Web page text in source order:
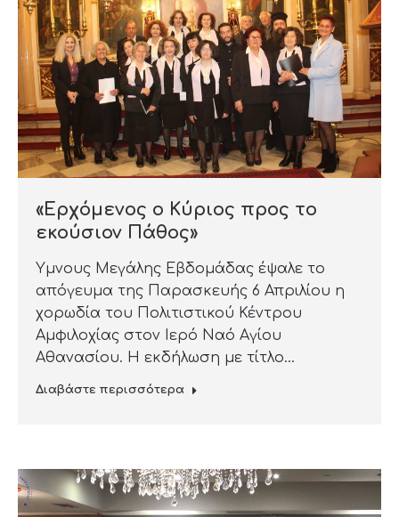
«Ερχόμενος ο Κύριος προς το
εκούσιον Πάθος»
Ύμνους Μεγάλης Εβδομάδας έψαλε το
απόγευμα της Παρασκευής 6 Απριλίου η
χορωδία του Πολιτιστικού Κέντρου
Αμφιλοχίας στον Ιερό Ναό Αγίου
Αθανασίου. Η εκδήλωση με τίτλο…
Διαβάστε περισσότερα